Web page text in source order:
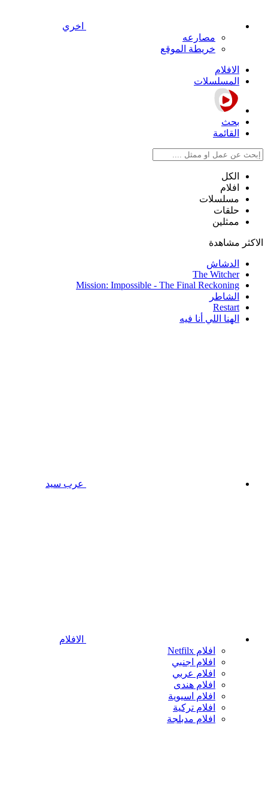
اخري
مصارعه
خريطة الموقع
الافلام
المسلسلات
بحث
القائمة
الكل
افلام
مسلسلات
حلقات
ممثلين
الاكثر مشاهدة
الدشاش
The Witcher
Mission: Impossible - The Final Reckoning
الشاطر
Restart
الهنا اللي أنا فيه
عرب سيد
الافلام
افلام Netfilx
افلام اجنبي
افلام عربي
افلام هندى
افلام اسيوية
افلام تركية
افلام مدبلجة